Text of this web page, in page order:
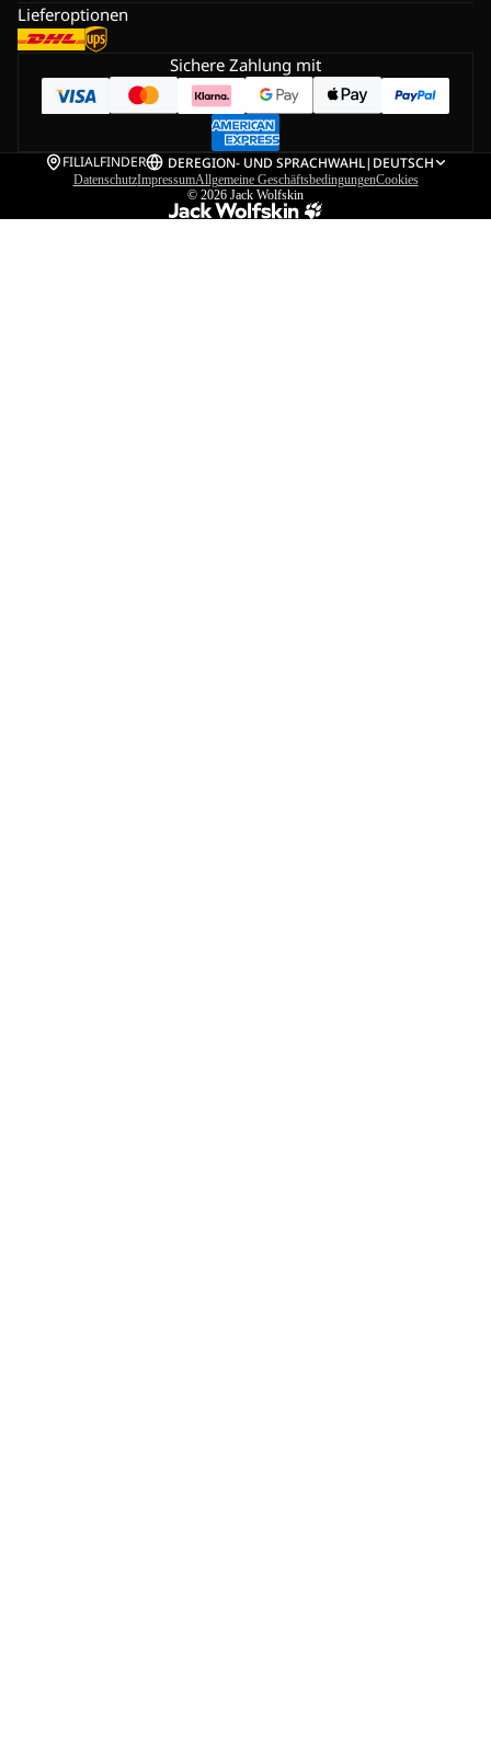
Lieferoptionen
Sichere Zahlung mit
FILIALFINDER DEREGION- UND SPRACHWAHL| DEUTSCH
DatenschutzImpressumAllgemeine GeschäftsbedingungenCookies
© 2026 Jack Wolfskin